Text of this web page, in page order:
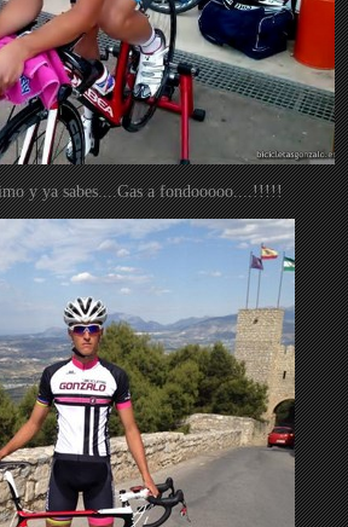
y ya sabes....Gas a fondooooo....!!!!!